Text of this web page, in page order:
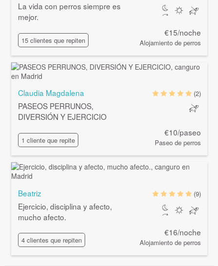
La vida con perros siempre es
mejor.
15 clientes que repiten
€15/noche
Alojamiento de perros
Claudia Magdalena
PASEOS PERRUNOS,
DIVERSIÓN Y EJERCICIO
1 cliente que repite
(2)
€10/paseo
Paseo de perros
Beatriz
Ejercicio, disciplina y afecto,
mucho afecto.
4 clientes que repiten
(9)
€16/noche
Alojamiento de perros